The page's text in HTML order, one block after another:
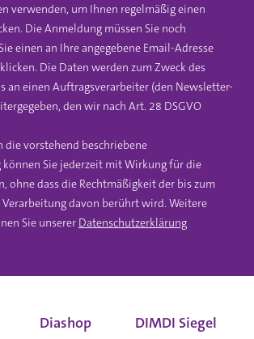
verwenden, um Ihnen regelmäßig einen
Die Anmeldung müssen Sie noch
einen an Ihre angegebene Email-Adresse
Die Daten werden zum Zweck des
an einen Auftragsverarbeiter (den Newsletter-
den wir nach Art. 28 DSGVO
vorstehend beschriebene
Sie jederzeit mit Wirkung für die
ohne dass die Rechtmäßigkeit der bis zum
davon berührt wird. Weitere
Sie unserer Datenschutzerklärung
Diashop
DIMDI Siegel